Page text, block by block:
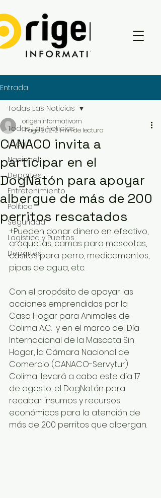
Entrada
Todas Las Noticias
Local
Nacional
Deportes
Entretenimiento
Política
Seguridad
Logística y Puertos
Deportes
Todas Las Noticias
CANACO invita a
participar en el
DogNatón para apoyar
albergue de más de 200
perritos rescatados
origeninformativom
17 ago 20212 min de lectura
+Pueden donar dinero en efectivo,
croquetas, camas para mascotas,
casitas para perro, medicamentos,
pipas de agua, etc.
Con el propósito de apoyar las
acciones emprendidas por la
Casa Hogar para Animales de
Colima A.C.  y en el marco del Día
Internacional de la Mascota Sin
Hogar, la Cámara Nacional de
Comercio (CANACO-Servytur)
Colima llevará a cabo este día 17
de agosto, el DogNatón para
recabar insumos y recursos
económicos para la atención de
más de 200 perritos que albergan.